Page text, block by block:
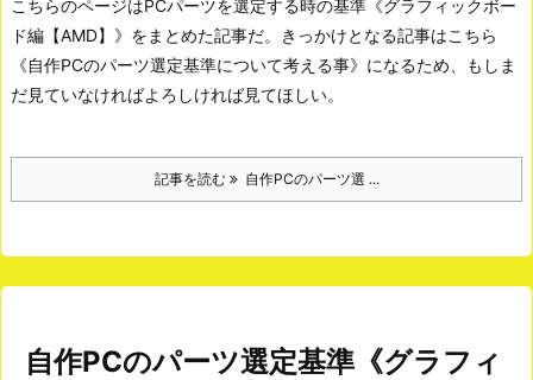
こちらのページはPCパーツを選定する時の基準《グラフィックボー
ド編【AMD】》をまとめた記事だ。きっかけとなる記事はこちら
《自作PCのパーツ選定基準について考える事》になるため、もしま
だ見ていなければよろしければ見てほしい。
記事を読む 自作PCのパーツ選 ...
自作PCのパーツ選定基準《グラフィ